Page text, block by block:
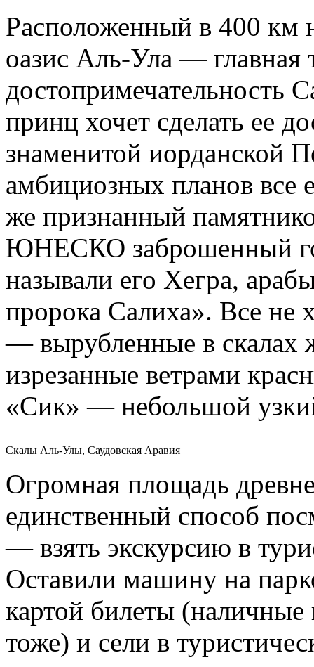
Расположенный в 400 км
оазис Аль-Ула — главная
достопримечательность
принц хочет сделать ее
знаменитой иорданской
амбициозных планов все
же признанный
ЮНЕСКО заброшенный
называли его Хегра,
пророка Салиха». Все не
— вырубленные в
изрезанные ветрами
«Сик» — небольшой
Скалы Аль-Улы, Саудовская Аравия
Огромная площадь
единственный способ
— взять экскурсию в
Оставили машину на
картой билеты (наличные
тоже) и сели в